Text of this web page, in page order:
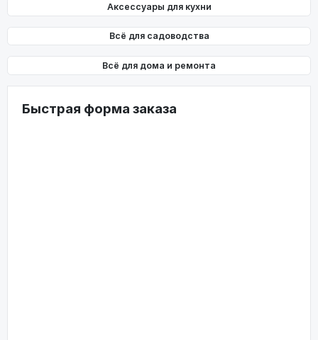
Аксессуары для кухни
Всё для садоводства
Всё для дома и ремонта
Быстрая форма заказа